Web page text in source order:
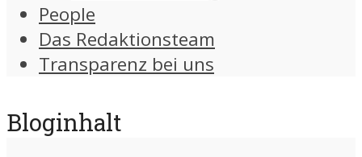
People
Das Redaktionsteam
Transparenz bei uns
Bloginhalt